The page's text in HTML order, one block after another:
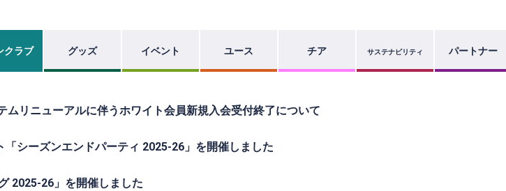
クラブ グッズ イベント ユース チア サステナビリティ パートナー
リニューアルに伴うホワイト会員新規入会受付終了について
シーズンエンドパーティ 2025-26」を開催しました
2025-26」を開催しました